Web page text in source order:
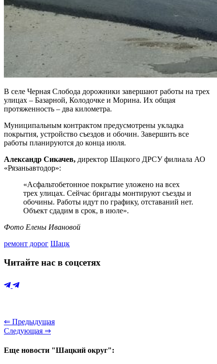
В селе Черная Слобода дорожники завершают работы на трех
улицах – Базарной, Колодочке и Морина. Их общая
протяженность – два километра.
Муниципальным контрактом предусмотрены укладка
покрытия, устройство съездов и обочин. Завершить все
работы планируются до конца июля.
Александр Сикачев, директор Шацкого ДРСУ филиала АО
«Рязаньавтодор»:
«Асфальтобетонное покрытие уложено на всех
трех улицах. Сейчас бригады монтируют съезды и
обочины. Работы идут по графику, отставаний нет.
Объект сдадим в срок, в июле».
Фото Елены Ивановой
ремонт дорог Шацк
Читайте нас в соцсетях
⇐ Предыдущая
Следующая ⇒
Еще новости "Шацкий округ":